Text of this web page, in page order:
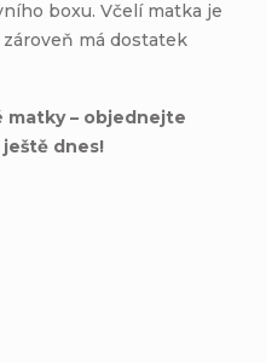
boxu. Včelí matka je
má dostatek
– objednejte
dnes!